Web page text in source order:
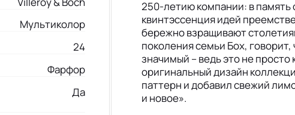
Мультиколор
24
Фарфор
Да
250-летию компании: в память
квинтэссенция идей
бережно взращивают
поколения семьи Бох,
значимый – ведь это не
оригинальный дизайн
паттерн и добавил свежий
и новое».